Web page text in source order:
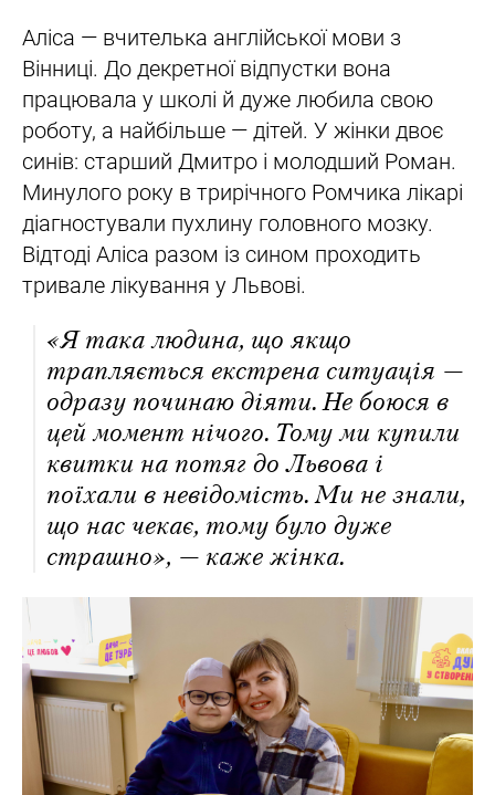
Аліса — вчителька англійської мови з
Вінниці. До декретної відпустки вона
працювала у школі й дуже любила свою
роботу, а найбільше — дітей. У жінки двоє
синів: старший Дмитро і молодший Роман.
Минулого року в трирічного Ромчика лікарі
діагностували пухлину головного мозку.
Відтоді Аліса разом із сином проходить
тривале лікування у Львові.
«Я така людина, що якщо
трапляється екстрена ситуація —
одразу починаю діяти. Не боюся в
цей момент нічого. Тому ми купили
квитки на потяг до Львова і
поїхали в невідомість. Ми не знали,
що нас чекає, тому було дуже
страшно», — каже жінка.